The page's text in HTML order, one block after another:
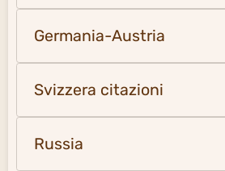
Germania-Austria
Svizzera citazioni
Russia